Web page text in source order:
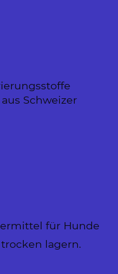
Schweizer
für Hunde
lagern.